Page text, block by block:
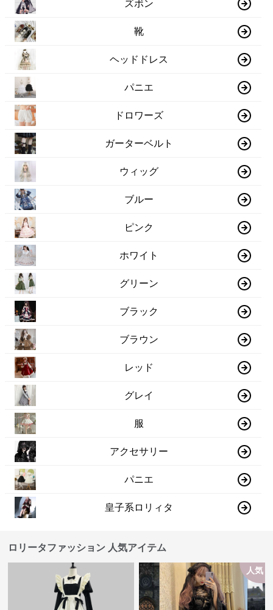
ズボン
靴
ヘッドドレス
パニエ
ドロワーズ
ガーターベルト
ウィッグ
ブルー
ピンク
ホワイト
グリーン
ブラック
ブラウン
レッド
グレイ
服
アクセサリー
パニエ
皇子系ロリィタ
ロリータファッション 人気アイテム
人気